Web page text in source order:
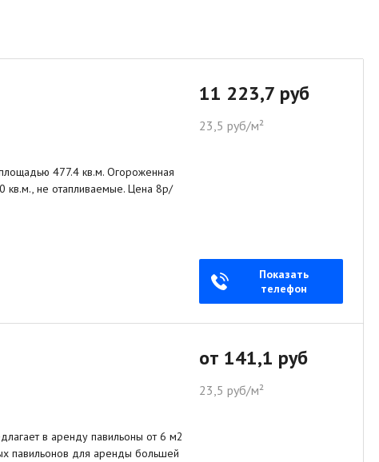
477.4 кв.м. Огороженная
кв.м., не отапливаемые. Цена 8р/
11 223,7 руб
23,5 руб/м²
Показать
телефон
в аренду павильоны от 6 м2
павильонов для аренды большей
от 141,1 руб
23,5 руб/м²